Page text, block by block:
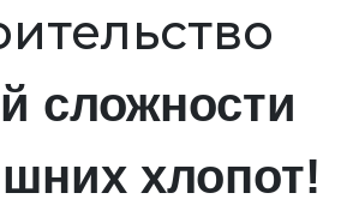
сложности
хлопот!